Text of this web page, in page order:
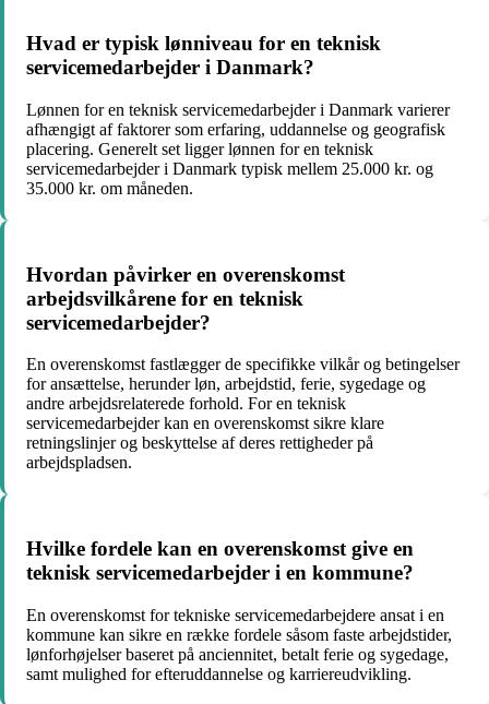
Hvad er typisk lønniveau for en teknisk
servicemedarbejder i Danmark?
Lønnen for en teknisk servicemedarbejder i Danmark varierer
afhængigt af faktorer som erfaring, uddannelse og geografisk
placering. Generelt set ligger lønnen for en teknisk
servicemedarbejder i Danmark typisk mellem 25.000 kr. og
35.000 kr. om måneden.
Hvordan påvirker en overenskomst
arbejdsvilkårene for en teknisk
servicemedarbejder?
En overenskomst fastlægger de specifikke vilkår og betingelser
for ansættelse, herunder løn, arbejdstid, ferie, sygedage og
andre arbejdsrelaterede forhold. For en teknisk
servicemedarbejder kan en overenskomst sikre klare
retningslinjer og beskyttelse af deres rettigheder på
arbejdspladsen.
Hvilke fordele kan en overenskomst give en
teknisk servicemedarbejder i en kommune?
En overenskomst for tekniske servicemedarbejdere ansat i en
kommune kan sikre en række fordele såsom faste arbejdstider,
lønforhøjelser baseret på anciennitet, betalt ferie og sygedage,
samt mulighed for efteruddannelse og karriereudvikling.